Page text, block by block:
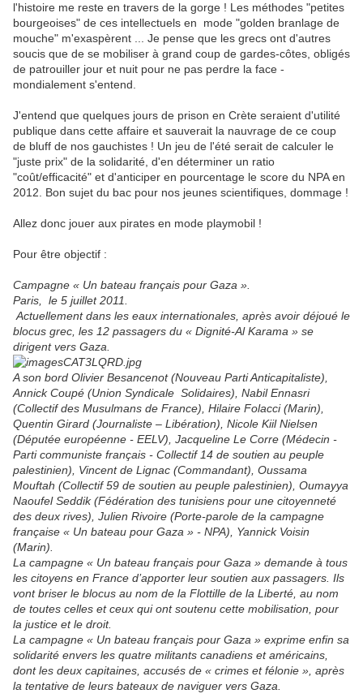
l'histoire me reste en travers de la gorge ! Les méthodes "petites
bourgeoises" de ces intellectuels en mode "golden branlage de
mouche" m'exaspèrent ... Je pense que les grecs ont d'autres
soucis que de se mobiliser à grand coup de gardes-côtes, obligés
de patrouiller jour et nuit pour ne pas perdre la face -
mondialement s'entend.
J'entend que quelques jours de prison en Crète seraient d'utilité
publique dans cette affaire et sauverait la nauvrage de ce coup
de bluff de nos gauchistes ! Un jeu de l'été serait de calculer le
"juste prix" de la solidarité, d'en déterminer un ratio
"coût/efficacité" et d'anticiper en pourcentage le score du NPA en
2012. Bon sujet du bac pour nos jeunes scientifiques, dommage !
Allez donc jouer aux pirates en mode playmobil !
Pour être objectif :
Campagne « Un bateau français pour Gaza ».
Paris, le 5 juillet 2011.
Actuellement dans les eaux internationales, après avoir déjoué le
blocus grec, les 12 passagers du « Dignité-Al Karama » se
dirigent vers Gaza.
A son bord Olivier Besancenot (Nouveau Parti Anticapitaliste),
Annick Coupé (Union Syndicale Solidaires), Nabil Ennasri
(Collectif des Musulmans de France), Hilaire Folacci (Marin),
Quentin Girard (Journaliste – Libération), Nicole Kiil Nielsen
(Députée européenne - EELV), Jacqueline Le Corre (Médecin -
Parti communiste français - Collectif 14 de soutien au peuple
palestinien), Vincent de Lignac (Commandant), Oussama
Mouftah (Collectif 59 de soutien au peuple palestinien), Oumayya
Naoufel Seddik (Fédération des tunisiens pour une citoyenneté
des deux rives), Julien Rivoire (Porte-parole de la campagne
française « Un bateau pour Gaza » - NPA), Yannick Voisin
(Marin).
La campagne « Un bateau français pour Gaza » demande à tous
les citoyens en France d’apporter leur soutien aux passagers. Ils
vont briser le blocus au nom de la Flottille de la Liberté, au nom
de toutes celles et ceux qui ont soutenu cette mobilisation, pour
la justice et le droit.
La campagne « Un bateau français pour Gaza » exprime enfin sa
solidarité envers les quatre militants canadiens et américains,
dont les deux capitaines, accusés de « crimes et félonie », après
la tentative de leurs bateaux de naviguer vers Gaza.